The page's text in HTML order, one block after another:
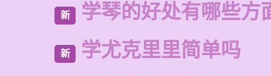
新 学琴的好处有哪些方
新 学尤克里里简单吗